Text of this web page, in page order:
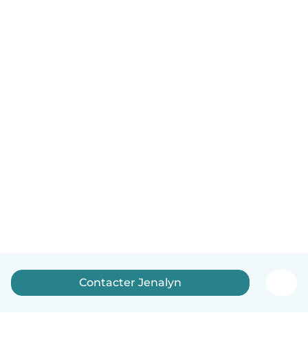
Contacter Jenalyn